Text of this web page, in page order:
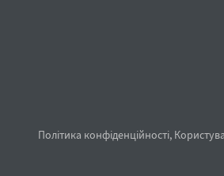
Політика конфіденційності,